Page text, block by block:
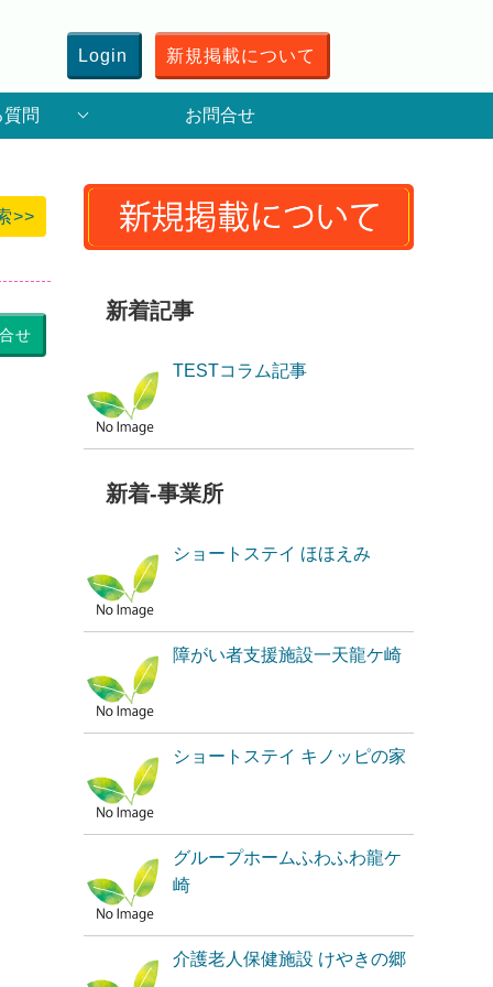
Login 新規掲載について
問 お問合せ
>>
せ
新着記事
TESTコラム記事
新着-事業所
ショートステイ ほほえみ
障がい者支援施設一天龍ケ崎
ショートステイ キノッピの家
グループホームふわふわ龍ケ
崎
介護老人保健施設 けやきの郷